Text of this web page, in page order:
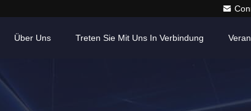
Über Uns Treten Sie Mit Uns In Verbindung